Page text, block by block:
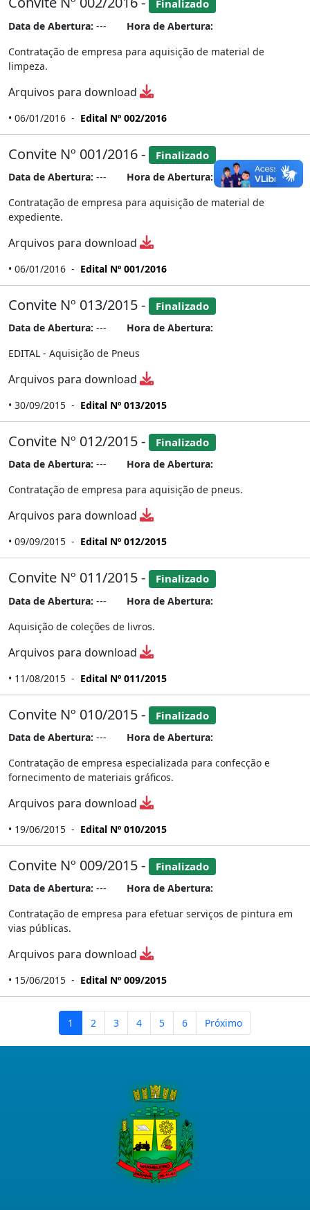
Finalizado
Data de Abertura: ---
Hora de Abertura:
Contratação de empresa para aquisição de material de
limpeza.
Arquivos para download
• 06/01/2016 - Edital Nº 002/2016
Convite Nº 001/2016 - Finalizado
Data de Abertura: ---
Hora de Abertura:
Contratação de empresa para aquisição de material de
expediente.
Arquivos para download
• 06/01/2016 - Edital Nº 001/2016
Convite Nº 013/2015 - Finalizado
Data de Abertura: ---
Hora de Abertura:
EDITAL - Aquisição de Pneus
Arquivos para download
• 30/09/2015 - Edital Nº 013/2015
Convite Nº 012/2015 - Finalizado
Data de Abertura: ---
Hora de Abertura:
Contratação de empresa para aquisição de pneus.
Arquivos para download
• 09/09/2015 - Edital Nº 012/2015
Convite Nº 011/2015 - Finalizado
Data de Abertura: ---
Hora de Abertura:
Aquisição de coleções de livros.
Arquivos para download
• 11/08/2015 - Edital Nº 011/2015
Convite Nº 010/2015 - Finalizado
Data de Abertura: ---
Hora de Abertura:
Contratação de empresa especializada para confecção e
fornecimento de materiais gráficos.
Arquivos para download
• 19/06/2015 - Edital Nº 010/2015
Convite Nº 009/2015 - Finalizado
Data de Abertura: ---
Hora de Abertura:
Contratação de empresa para efetuar serviços de pintura em
vias públicas.
Arquivos para download
• 15/06/2015 - Edital Nº 009/2015
1 2 3 4 5 6 Próximo